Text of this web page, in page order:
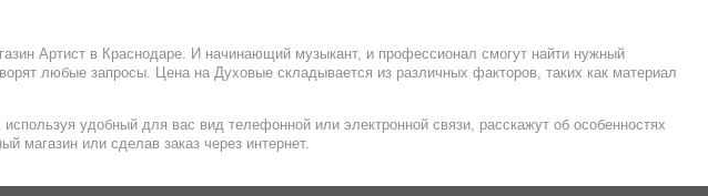
Артист в Краснодаре. И начинающий музыкант, и профессионал смогут найти нужный
любые запросы. Цена на Духовые складывается из различных факторов, таких как материал
удобный для вас вид телефонной или электронной связи, расскажут об особенностях
магазин или сделав заказ через интернет.